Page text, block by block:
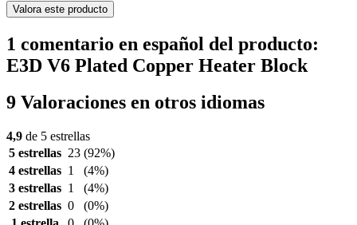
Valora este producto
1 comentario en español del producto:
E3D V6 Plated Copper Heater Block
9 Valoraciones en otros idiomas
4,9 de 5 estrellas
5 estrellas 23 (92%)
4 estrellas 1
(4%)
3 estrellas 1
(4%)
2 estrellas 0
(0%)